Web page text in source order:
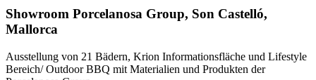
Showroom Porcelanosa Group, Son Castelló,
Mallorca
Ausstellung von 21 Bädern, Krion Informationsfläche und Lifestyle
Bereich/ Outdoor BBQ mit Materialien und Produkten der